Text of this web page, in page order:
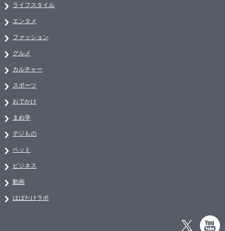
ライフスタイル
エンタメ
ファッション
グルメ
カルチャー
スポーツ
おでかけ
まめ学
デジもの
ペット
ビジネス
動画
はばたけラボ